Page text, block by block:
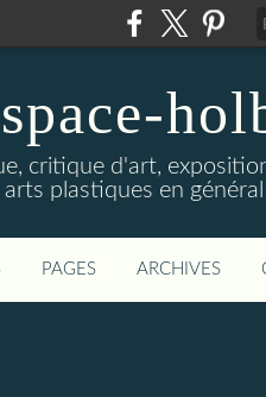
critique d'art,
plastiques en général
PAGES ARCHIVES